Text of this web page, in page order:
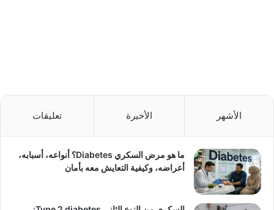
الأشهر الأخيرة تعليقات
ما هو مرض السكري Diabetes؟ أنواعه، أسبابه،
أعراضه، وكيفية التعايش معه بأمان